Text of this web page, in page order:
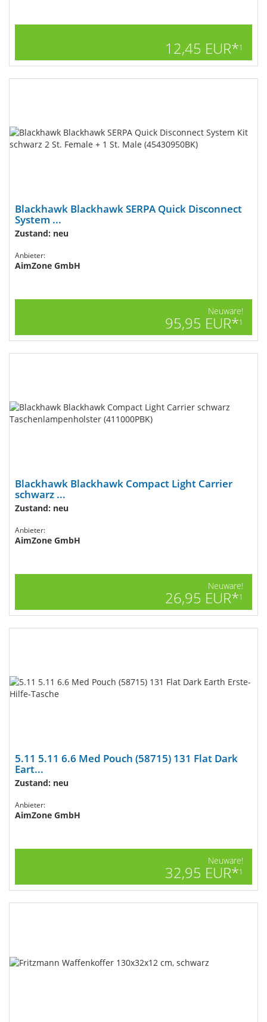
12,45 EUR*1
Blackhawk Blackhawk SERPA Quick Disconnect
System ...
Zustand: neu
Anbieter:
AimZone GmbH
Neuware!
95,95 EUR*1
Blackhawk Blackhawk Compact Light Carrier
schwarz ...
Zustand: neu
Anbieter:
AimZone GmbH
Neuware!
26,95 EUR*1
5.11 5.11 6.6 Med Pouch (58715) 131 Flat Dark
Eart...
Zustand: neu
Anbieter:
AimZone GmbH
Neuware!
32,95 EUR*1